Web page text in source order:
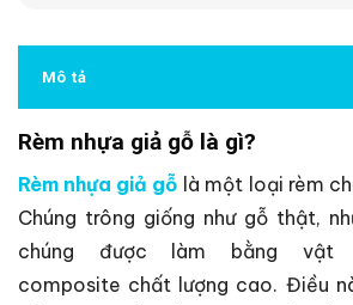
Mô tả
Rèm nhựa giả gỗ là gì?
Rèm nhựa giả gỗ là một loại rèm
Chúng trông giống như gỗ thật,
chúng được làm bằng vật
composite chất lượng cao. Điều